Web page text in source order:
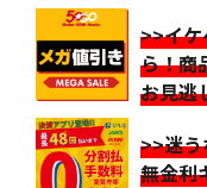
>>イ
ら！商
お見逃
>>迷
無金利